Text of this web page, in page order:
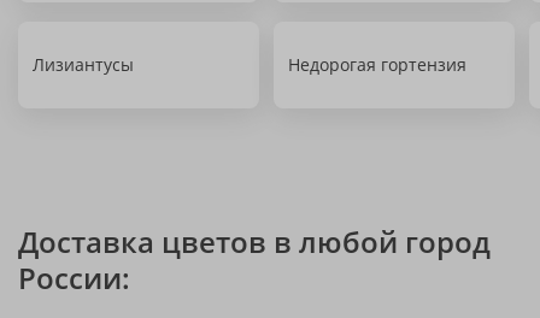
Лизиантусы Недорогая гортензия
Доставка цветов в любой город
России: